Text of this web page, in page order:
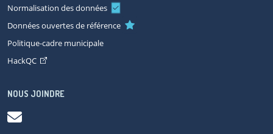
Normalisation des données
Données ouvertes de référence
Politique-cadre municipale
HackQC
NOUS JOINDRE